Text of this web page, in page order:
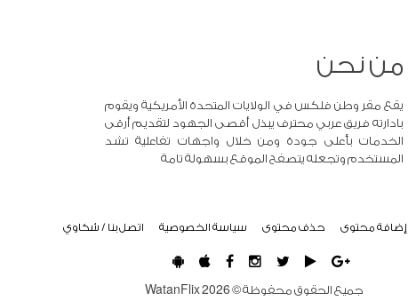
من نحن
يقع مقر وطن فلكس في الولايات المتحدة الأمريكية ويقوم
بادارته فريق عربي محترف يبذل أقصى الجهود لتقديم أرقى
الخدمات بأعلى جودة ومن خلال واجهات تفاعلية تشد
المستخدم وتجعله يتصفح الموقع بسهولة تامة
إضافة محتوى حذف محتوى سياسة الخصوصية اتصل بنا / شكاوي
جميع الحقوق محفوظة © WatanFlix2026